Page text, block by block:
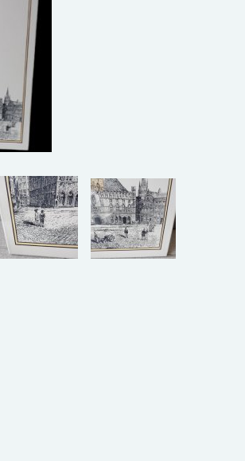
merken
brillen
bankbiljetten
gravure